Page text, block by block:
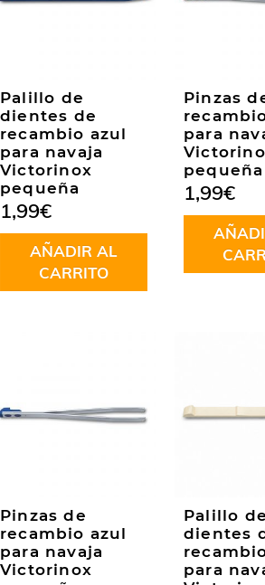
Palillo de
dientes de
recambio azul
para navaja
Victorinox
pequeña
1,99€
AÑADIR AL
CARRITO
Pinzas
para
pequeña
1,99€
Pinzas de
recambio azul
para navaja
Victorinox
Palillo de
dientes
para